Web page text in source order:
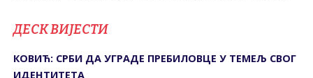
ДЕСК ВИЈЕСТИ
КОВИЋ: СРБИ ДА УГРАДЕ ПРЕБИЛОВЦЕ У ТЕМЕЉ СВОГ
ИДЕНТИТЕТА